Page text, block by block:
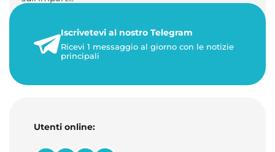
1 minuto di letturaIscrivetevi al nostro Telegram
Ricevi 1 messaggio al giorno con le notizie
principali
Utenti online: